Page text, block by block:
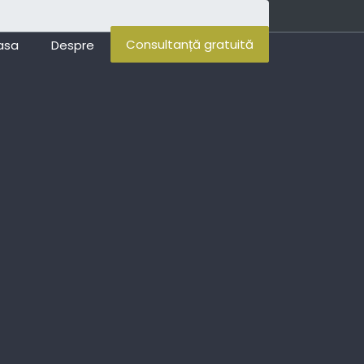
Despre Consultanță gratuită